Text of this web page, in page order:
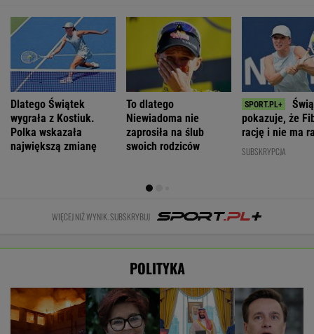
Dlatego Świątek
wygrała z Kostiuk.
Polka wskazała
największą zmianę
To dlatego
Niewiadoma nie
zaprosiła na ślub
swoich rodziców
pokazuje, że
rację i nie ma
SUBSKRYPCJA
WIĘCEJ NIŻ WYNIK. SUBSKRYBUJ
POLITYKA